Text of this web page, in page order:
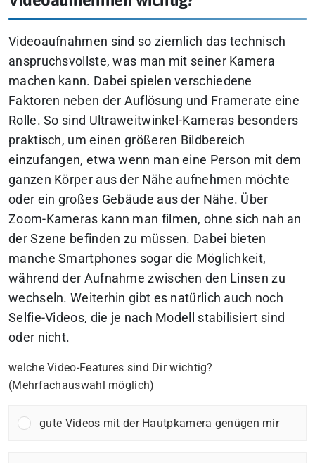
Videoaufnahmen sind so ziemlich das technisch
anspruchsvollste, was man mit seiner Kamera
machen kann. Dabei spielen verschiedene
Faktoren neben der Auflösung und Framerate eine
Rolle. So sind Ultraweitwinkel-Kameras besonders
praktisch, um einen größeren Bildbereich
einzufangen, etwa wenn man eine Person mit dem
ganzen Körper aus der Nähe aufnehmen möchte
oder ein großes Gebäude aus der Nähe. Über
Zoom-Kameras kann man filmen, ohne sich nah an
der Szene befinden zu müssen. Dabei bieten
manche Smartphones sogar die Möglichkeit,
während der Aufnahme zwischen den Linsen zu
wechseln. Weiterhin gibt es natürlich auch noch
Selfie-Videos, die je nach Modell stabilisiert sind
oder nicht.
welche Video-Features sind Dir wichtig?
(Mehrfachauswahl möglich)
gute Videos mit der Hautpkamera genügen mir